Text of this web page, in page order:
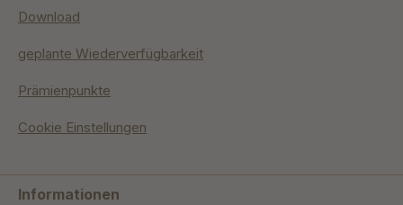
Download
geplante Wiederverfügbarkeit
Prämienpunkte
Cookie Einstellungen
Informationen